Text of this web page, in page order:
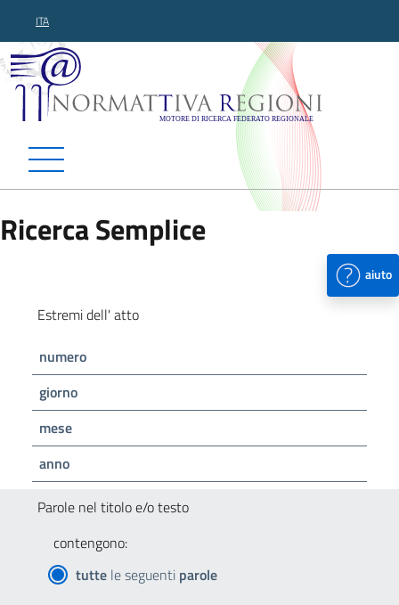
ITA
Normattiva Regioni -
Ricerca Semplice
aiuto
Estremi dell' atto
numero
giorno
mese
anno
Parole nel titolo e/o testo
contengono:
tutte le seguenti parole